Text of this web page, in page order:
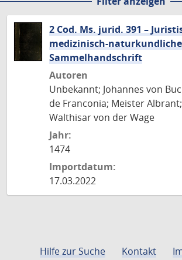
2 Cod. Ms. jurid. 391 –
medizinisch-naturkundliche
Sammelhandschrift
Autoren
Unbekannt; Johannes von
de Franconia; Meister
Walthisar von der Wage
Jahr:
1474
Importdatum:
17.03.2022
Hilfe zur Suche Kontakt